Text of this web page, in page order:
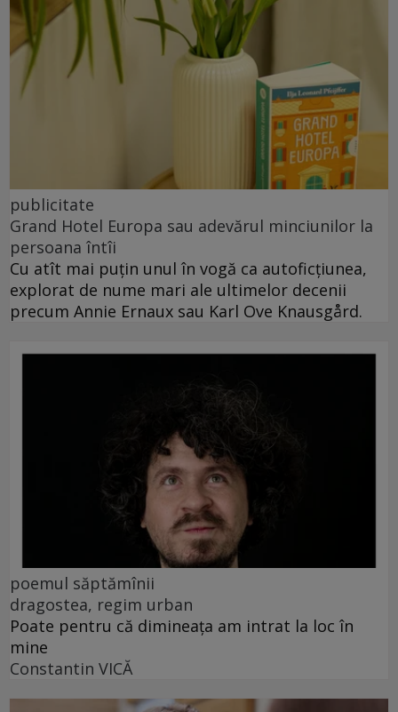
publicitate
Grand Hotel Europa sau adevărul minciunilor la
persoana întîi
Cu atît mai puțin unul în vogă ca autoficțiunea,
explorat de nume mari ale ultimelor decenii
precum Annie Ernaux sau Karl Ove Knausgård.
poemul săptămînii
dragostea, regim urban
Poate pentru că dimineața am intrat la loc în
mine
Constantin VICĂ